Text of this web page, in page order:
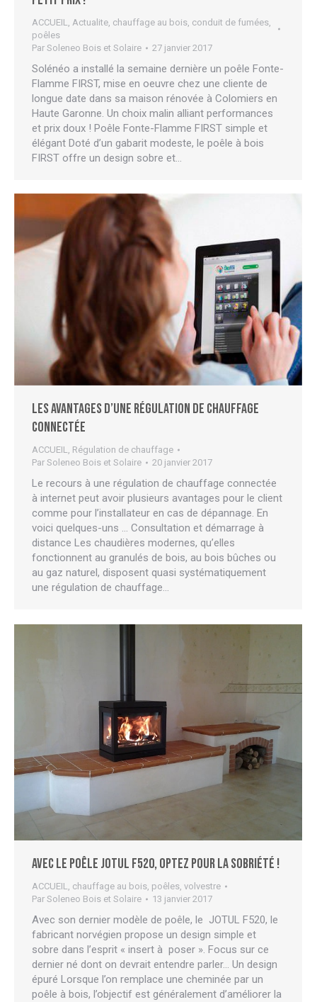
ACCUEIL Actualite chauffage au bois conduit de fumées
poêles
Par Soleneo Bois et Solaire 27 janvier 2017
Solénéo a installé la semaine dernière un poêle Fonte-
Flamme FIRST, mise en oeuvre chez une cliente de
longue date dans sa maison rénovée à Colomiers en
Haute Garonne. Un choix malin alliant performances
et prix doux ! Poêle Fonte-Flamme FIRST simple et
élégant Doté d’un gabarit modeste, le poêle à bois
FIRST offre un design sobre et…
Les avantages d’une régulation de chauffage
connectée
ACCUEIL, Régulation de chauffage
Par Soleneo Bois et Solaire 20 janvier 2017
Le recours à une régulation de chauffage connectée
à internet peut avoir plusieurs avantages pour le client
comme pour l’installateur en cas de dépannage. En
voici quelques-uns … Consultation et démarrage à
distance Les chaudières modernes, qu’elles
fonctionnent au granulés de bois, au bois bûches ou
au gaz naturel, disposent quasi systématiquement
une régulation de chauffage…
Avec le poêle JOTUL F520, optez pour la sobriété !
ACCUEIL, chauffage au bois, poêles, volvestre
Par Soleneo Bois et Solaire 13 janvier 2017
Avec son dernier modèle de poêle, le JOTUL F520, le
fabricant norvégien propose un design simple et
sobre dans l’esprit « insert à poser ». Focus sur ce
dernier né dont on devrait entendre parler… Un design
épuré Lorsque l’on remplace une cheminée par un
poêle à bois, l’objectif est généralement d’améliorer la